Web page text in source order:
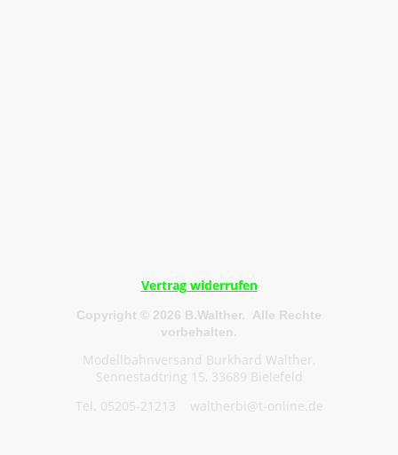
Vertrag widerrufen
Copyright © 2026 B.Walther. Alle Rechte
vorbehalten.
Modellbahnversand Burkhard Walther,
Sennestadtring 15, 33689 Bielefeld
Tel. 05205-21213 waltherbi@t-online.de